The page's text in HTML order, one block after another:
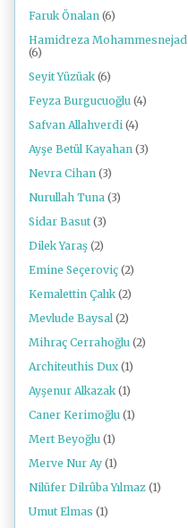
Faruk Önalan (6)
Hamidreza Mohammesnejad
(6)
Seyit Yüzüak (6)
Feyza Burgucuoğlu (4)
Safvan Allahverdi (4)
Ayşe Betül Kayahan (3)
Nevra Cihan (3)
Nurullah Tuna (3)
Sidar Basut (3)
Dilek Yaraş (2)
Emine Seçeroviç (2)
Kemalettin Çalık (2)
Mevlude Baysal (2)
Mihraç Cerrahoğlu (2)
Architeuthis Dux (1)
Ayşenur Alkazak (1)
Caner Kerimoğlu (1)
Mert Beyoğlu (1)
Merve Nur Ay (1)
Nilüfer Dilrûba Yılmaz (1)
Umut Elmas (1)